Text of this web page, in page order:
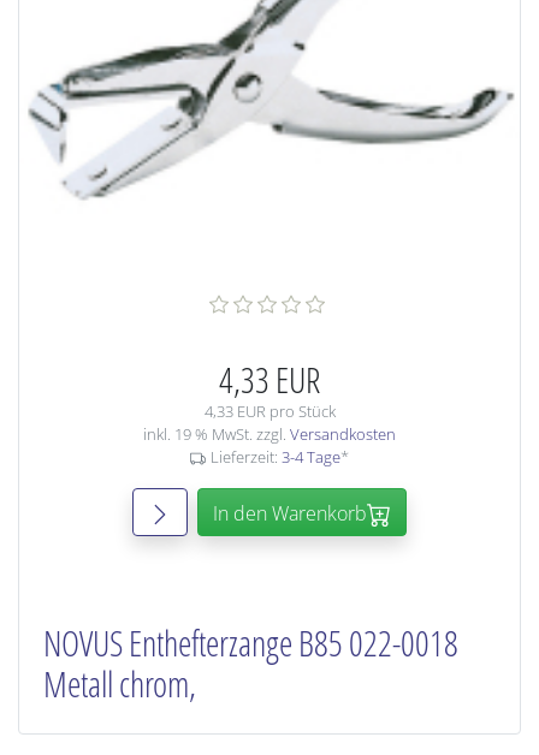
4,33 EUR
4,33 EUR pro Stück
inkl. 19 % MwSt. zzgl. Versandkosten
Lieferzeit: 3-4 Tage*
In den Warenkorb
NOVUS Enthefterzange B85 022-0018
Metall chrom,